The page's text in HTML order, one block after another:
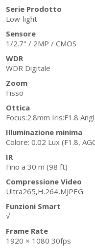
Serie Prodotto
Low-light
Sensore
1/2.7" / 2MP / CMOS
WDR
WDR Digitale
Zoom
Fisso
Ottica
Focus:2.8mm Iris:F1.8
Illuminazione minima
Colore: 0.02 Lux (F1.8,
IR
Fino a 30 m (98 ft)
Compressione Video
Ultra265,H.264,MJPEG
Funzioni Smart
√
Frame Rate
1920 × 1080 30fps